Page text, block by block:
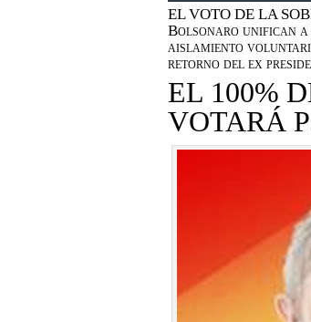
EL VOTO DE LA
Bolsonaro unifican a
aislamiento
retorno del ex
EL 100%
VOTARÁ